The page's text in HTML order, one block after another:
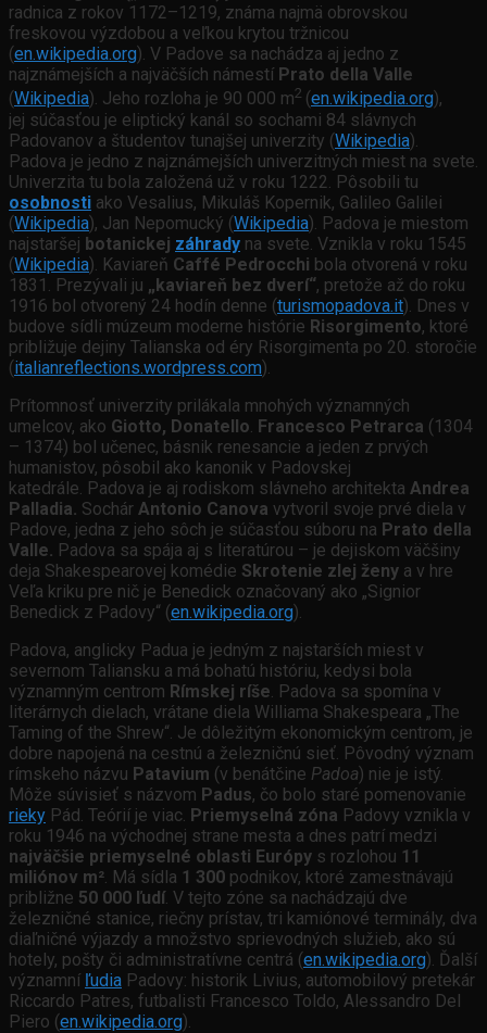
radnica z rokov 1172–1219, známa najmä obrovskou
freskovou výzdobou a veľkou krytou tržnicou
(en.wikipedia.org). V Padove sa nachádza aj jedno z
najznámejších a najväčších námestí Prato della Valle
(Wikipedia). Jeho rozloha je 90 000 m2 (en.wikipedia.org),
jej súčasťou je eliptický kanál so sochami 84 slávnych
Padovanov a študentov tunajšej univerzity (Wikipedia).
Padova je jedno z najznámejších univerzitných miest na svete.
Univerzita tu bola založená už v roku 1222. Pôsobili tu
osobnosti ako Vesalius, Mikuláš Kopernik, Galileo Galilei
(Wikipedia), Jan Nepomucký (Wikipedia). Padova je miestom
najstaršej botanickej záhrady na svete. Vznikla v roku 1545
(Wikipedia). Kaviareň Caffé Pedrocchi bola otvorená v roku
1831. Prezývali ju „kaviareň bez dverí“, pretože až do roku
1916 bol otvorený 24 hodín denne (turismopadova.it). Dnes v
budove sídli múzeum moderne histórie Risorgimento, ktoré
približuje dejiny Talianska od éry Risorgimenta po 20. storočie
(italianreflections.wordpress.com).
Prítomnosť univerzity prilákala mnohých významných
umelcov, ako Giotto, Donatello Francesco Petrarca (1304
– 1374) bol učenec, básnik renesancie a jeden z prvých
humanistov, pôsobil ako kanonik v Padovskej
katedrále. Padova je aj rodiskom slávneho architekta Andrea
Palladia. Sochár Antonio Canova vytvoril svoje prvé diela v
Padove, jedna z jeho sôch je súčasťou súboru na Prato della
Valle. Padova sa spája aj s literatúrou – je dejiskom väčšiny
deja Shakespearovej komédie Skrotenie zlej ženy a v hre
Veľa kriku pre nič je Benedick označovaný ako „Signior
Benedick z Padovy“ (en.wikipedia.org).
Padova, anglicky Padua je jedným z najstarších miest v
severnom Taliansku a má bohatú históriu, kedysi bola
významným centrom Rímskej ríše . Padova sa spomína v
literárnych dielach, vrátane diela Williama Shakespeara „The
Taming of the Shrew“. Je dôležitým ekonomickým centrom, je
dobre napojená na cestnú a železničnú sieť. Pôvodný význam
rímskeho názvu Patavium (v benátčine Padoa) nie je istý.
Môže súvisieť s názvom Padus, čo bolo staré pomenovanie
rieky Pád. Teórií je viac. Priemyselná zóna Padovy vznikla v
roku 1946 na východnej strane mesta a dnes patrí medzi
najväčšie priemyselné oblasti Európy s rozlohou 11
miliónov m² . Má sídla 1 300 podnikov, ktoré zamestnávajú
približne 50 000 ľudí. V tejto zóne sa nachádzajú dve
železničné stanice, riečny prístav, tri kamiónové terminály, dva
diaľničné výjazdy a množstvo sprievodných služieb, ako sú
hotely, pošty či administratívne centrá (en.wikipedia.org). Ďalší
významní ľudia Padovy: historik Livius, automobilový pretekár
Riccardo Patres, futbalisti Francesco Toldo, Alessandro Del
Piero (en.wikipedia.org).